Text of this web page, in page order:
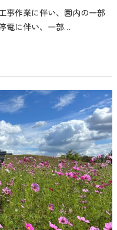
事作業に伴い、園内の一部
電に伴い、一部…